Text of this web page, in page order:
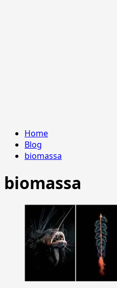
Home
Blog
biomassa
biomassa